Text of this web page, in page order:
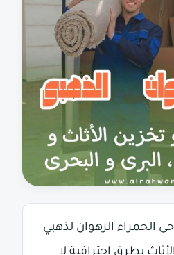
الرهوان لذهبي